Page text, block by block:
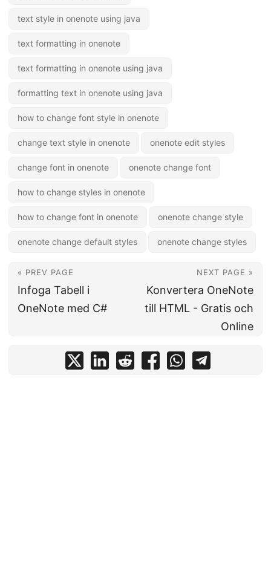
text style in onenote using java
text formatting in onenote
text formatting in onenote using java
formatting text in onenote using java
how to change font style in onenote
change text style in onenote onenote edit styles
change font in onenote onenote change font
how to change styles in onenote
how to change font in onenote onenote change style
onenote change default styles onenote change styles
« PREV PAGE
Infoga Tabell i
OneNote med C#
NEXT PAGE »
Konvertera OneNote
till HTML - Gratis och
Online